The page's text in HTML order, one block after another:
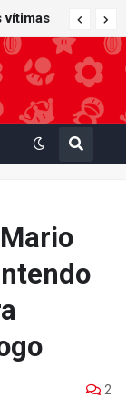
vítimas
de
2